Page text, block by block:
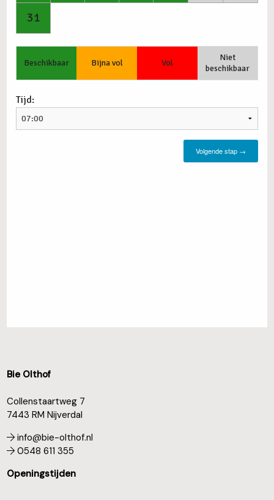
Bie Olthof
Collenstaartweg 7
7443 RM Nijverdal
info@bie-olthof.nl
0548 611 355
Openingstijden